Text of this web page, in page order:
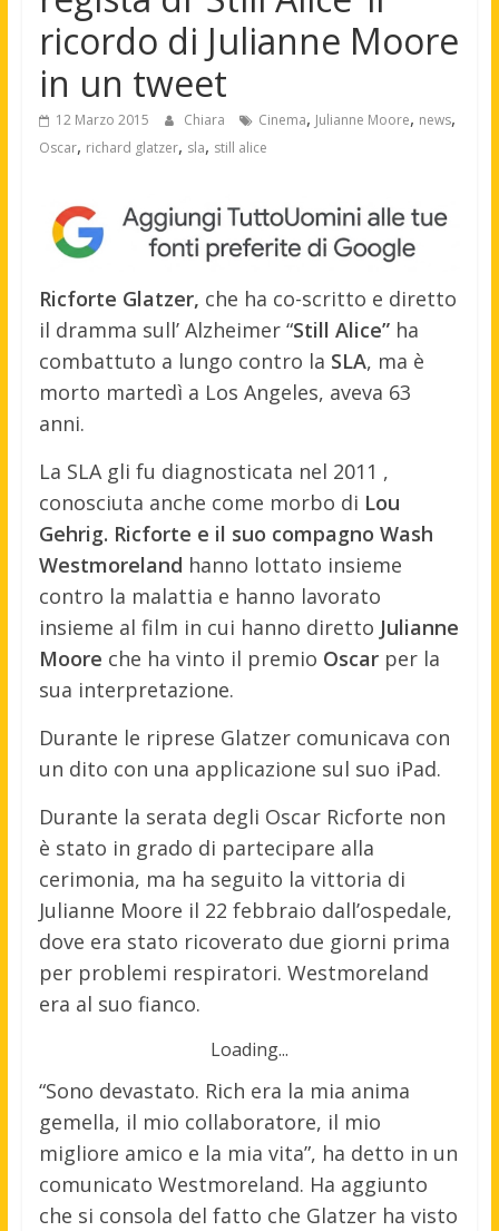
ricordo di Julianne Moore
in un tweet
12 Marzo 2015 Chiara Cinema, Julianne Moore, news,
Oscar, richard glatzer, sla, still alice
Ricforte Glatzer, che ha co-scritto e diretto
il dramma sull’ Alzheimer “Still Alice”ha
combattuto a lungo contro la SLA, ma è
morto martedì a Los Angeles, aveva 63
anni.
La SLA gli fu diagnosticata nel 2011 ,
conosciuta anche come morbo di Lou
Gehrig. Ricforte e il suo compagno Wash
Westmoreland hanno lottato insieme
contro la malattia e hanno lavorato
insieme al film in cui hanno diretto Julianne
Moore che ha vinto il premio Oscarper la
sua interpretazione.
Durante le riprese Glatzer comunicava con
un dito con una applicazione sul suo iPad.
Durante la serata degli Oscar Ricforte non
è stato in grado di partecipare alla
cerimonia, ma ha seguito la vittoria di
Julianne Moore il 22 febbraio dall’ospedale,
dove era stato ricoverato due giorni prima
per problemi respiratori. Westmoreland
era al suo fianco.
Loading...
“Sono devastato. Rich era la mia anima
gemella, il mio collaboratore, il mio
migliore amico e la mia vita”, ha detto in un
comunicato Westmoreland. Ha aggiunto
che si consola del fatto che Glatzer ha visto